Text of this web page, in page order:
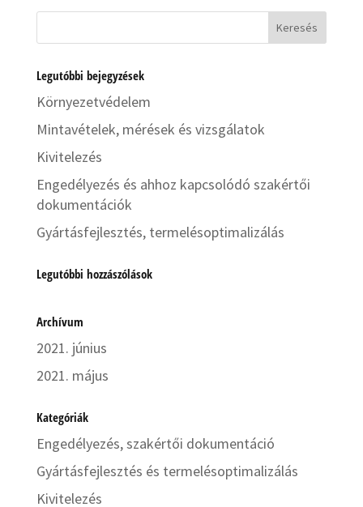
Legutóbbi bejegyzések
Környezetvédelem
Mintavételek, mérések és vizsgálatok
Kivitelezés
Engedélyezés és ahhoz kapcsolódó szakértői
dokumentációk
Gyártásfejlesztés, termelésoptimalizálás
Legutóbbi hozzászólások
Archívum
2021. június
2021. május
Kategóriák
Engedélyezés, szakértői dokumentáció
Gyártásfejlesztés és termelésoptimalizálás
Kivitelezés